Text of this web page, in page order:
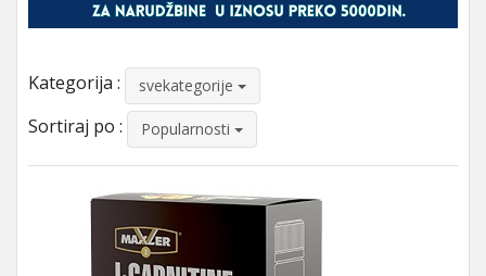
Kategorija : svekategorije
Sortiraj po : Popularnosti